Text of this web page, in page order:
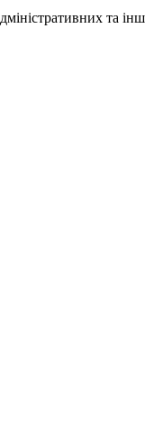
та